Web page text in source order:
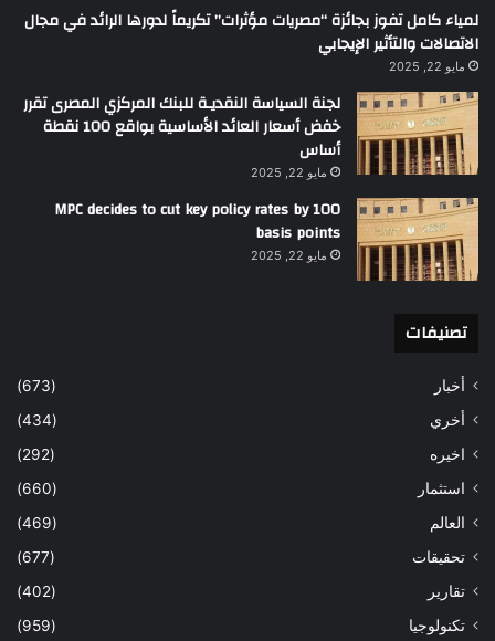
لمياء كامل تفوز بجائزة “مصريات مؤثرات” تكريماً لدورها الرائد في مجال
الاتصالات والتأثير الإيجابي
مايو 22, 2025
لجنة السياسة النقديـة للبنك المركزي المصرى تقرر
خفض أسعار العائد الأساسية بواقع 100 نقطة
أساس
مايو 22, 2025
MPC decides to cut key policy rates by 100
basis points
مايو 22, 2025
تصنيفات
أخبار
(673)
أخري
(434)
اخيره
(292)
استثمار
(660)
العالم
(469)
تحقيقات
(677)
تقارير
(402)
تكنولوجيا
(959)